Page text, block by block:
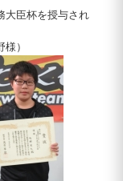
大臣杯を授与され
）